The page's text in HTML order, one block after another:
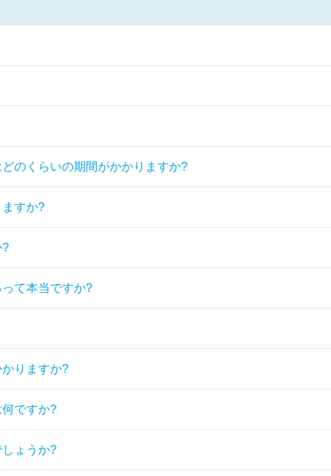
のくらいの期間がかかりますか?
すか?
?
て本当ですか?
りますか?
ですか?
ょうか?